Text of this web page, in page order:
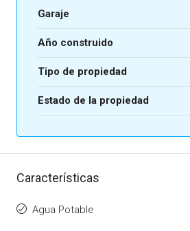
Garaje
Año construido
Tipo de propiedad
Estado de la propiedad
Características
Agua Potable